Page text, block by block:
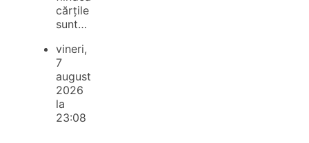
cărțile
sunt…
vineri,
7
august
2026
la
23:08